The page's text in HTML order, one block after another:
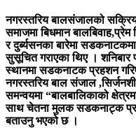
नगरस्तरिय बालसंजालको
समाजमा बिधमान बालबिवाह,प्रेम
र दुर्ब्यसनका बारेमा
सुसूचित गराएका थिए । शनिबार
स्थानमा सडकनाटक प्रहशन
नगरस्तरिय बाल संजाल
समन्वयमा “बालबालिकाको
साथ चेतना मुलक सडकनाट्क
बताउनु भएको छ ।